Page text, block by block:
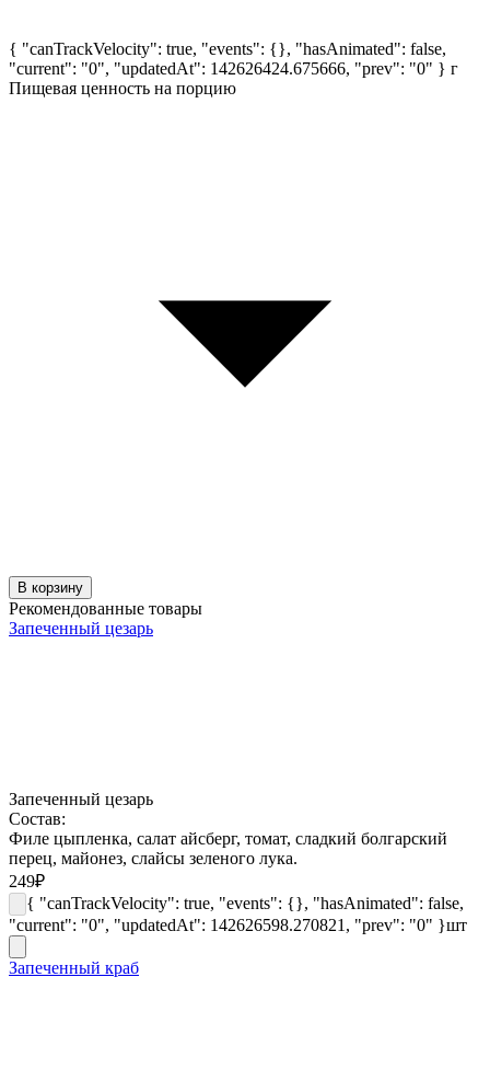
{ "canTrackVelocity": true, "events": {}, "hasAnimated": false,
"current": "0", "updatedAt": 142626424.675666, "prev": "0" } г
Пищевая ценность на порцию
В корзину
Рекомендованные товары
Запеченный цезарь
Запеченный цезарь
Состав:
Филе цыпленка, салат айсберг, томат, сладкий болгарский
перец, майонез, слайсы зеленого лука.
249₽
{ "canTrackVelocity": true, "events": {}, "hasAnimated": false,
"current": "0", "updatedAt": 142626598.270821, "prev": "0" }шт
Запеченный краб